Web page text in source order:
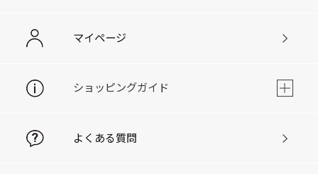
マイページ
ショッピングガイド
よくある質問